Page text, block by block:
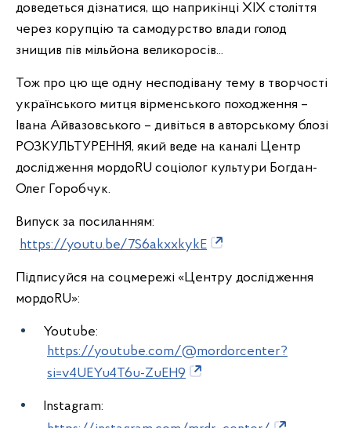
доведеться дізнатися, що наприкінці ХІХ століття
через корупцію та самодурство влади голод
знищив пів мільйона великоросів...
Тож про цю ще одну несподівану тему в творчості
українського митця вірменського походження –
Івана Айвазовського – дивіться в авторському блозі
РОЗКУЛЬТУРЕННЯ, який веде на каналі Центр
дослідження мордоRU соціолог культури Богдан-
Олег Горобчук.
Випуск за посиланням:
https://youtu.be/7S6akxxkykE
Підписуйся на соцмережі «Центру дослідження
мордоRU»:
Youtube:
https://youtube.com/@mordorcenter?
si=v4UEYu4T6u-ZuEH9
Instagram: